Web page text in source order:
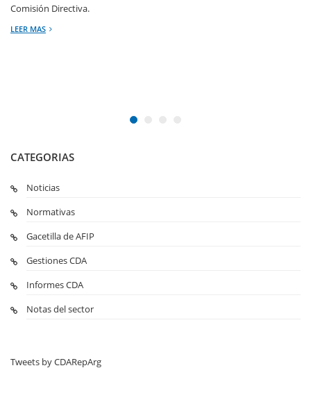
Comisión Directiva.
LEER MAS
CATEGORIAS
Noticias
Normativas
Gacetilla de AFIP
Gestiones CDA
Informes CDA
Notas del sector
Tweets by CDARepArg